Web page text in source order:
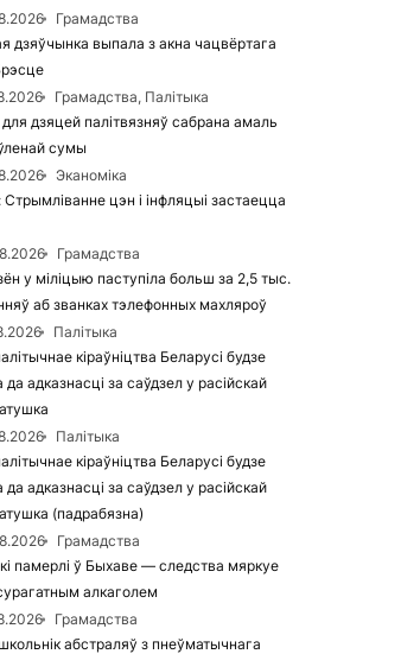
Грамадства
дзяўчынка выпала з акна чацвёртага
Грамадства, Палітыка
дзяцей палітвязняў сабрана амаль
сумы
Эканоміка
цэн і інфляцыі застаецца
Грамадства
у міліцыю паступіла больш за 2,5 тыс.
аб званках тэлефонных махляроў
Палітыка
кіраўніцтва Беларусі будзе
адказнасці за саўдзел у расійскай
Палітыка
кіраўніцтва Беларусі будзе
адказнасці за саўдзел у расійскай
(падрабязна)
Грамадства
памерлі ў Быхаве — следства мяркуе
алкаголем
Грамадства
абстраляў з пнеўматычнага